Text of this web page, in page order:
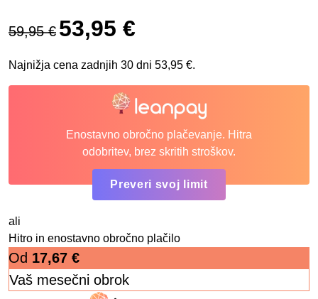
59,95€
Izvirna cena je bila: 59,95 €.
53,95 €
Najnižja cena zadnjih 30 dni 53,95 €.
Enostavno obročno plačevanje. Hitra
odobritev, brez skritih stroškov.
Preveri svoj limit
ali
Hitro in enostavno obročno plačilo
Od 17,67 €
Vaš mesečni obrok